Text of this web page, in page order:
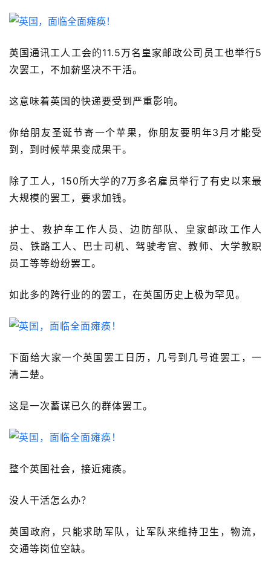
英国通讯工人工会的11.5万名皇家邮政公司员工也举行5
次罢工，不加薪坚决不干活。
这意味着英国的快递要受到严重影响。
你给朋友圣诞节寄一个苹果，你朋友要明年3月才能受
到，到时候苹果变成果干。
除了工人，150所大学的7万多名雇员举行了有史以来最
大规模的罢工，要求加钱。
护士、救护车工作人员、边防部队、皇家邮政工作人
员、铁路工人、巴士司机、驾驶考官、教师、大学教职
员工等等纷纷罢工。
如此多的跨行业的的罢工，在英国历史上极为罕见。
下面给大家一个英国罢工日历，几号到几号谁罢工，一
清二楚。
这是一次蓄谋已久的群体罢工。
整个英国社会，接近瘫痪。
没人干活怎么办？
英国政府，只能求助军队，让军队来维持卫生，物流，
交通等岗位空缺。